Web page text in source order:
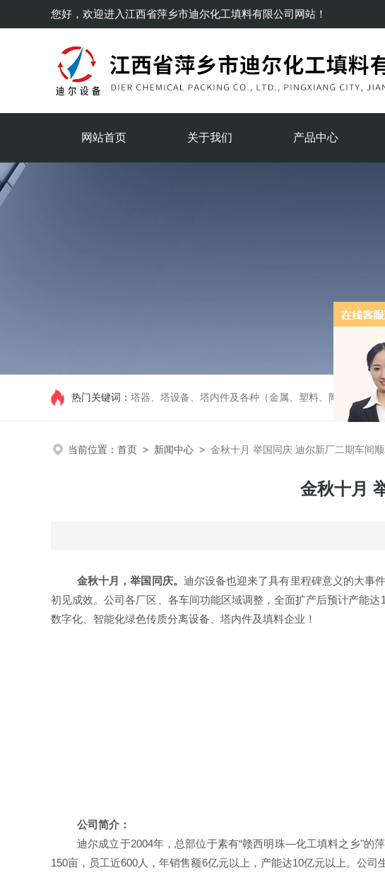
您好，欢迎进入江西省萍乡市迪尔化工填料有限公司网站！
网站首页 关于我们 产品中心
热门关键词： 塔器、塔设备、塔内件及各种（金属、塑料、陶瓷）填料
当前位置： 首页 > 新闻中心 > 金秋十月 举国同庆 迪尔新厂二期车间
金秋十月
金秋十月，举国同庆。 迪尔设备也迎来了具有里程碑意义的大事件
初见成效。公司各厂区、各车间功能区域调整，全面扩产后预计产能达
数字化、智能化绿色传质分离设备、塔内件及填料企业 ！
公司简介：
迪尔成立于2004年，总部位于素有“赣西明珠—化工填料之乡"的
150亩，员工近600人，年销售额6亿元以上，产能达10亿元以上。公司